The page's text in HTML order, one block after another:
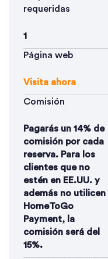
requeridas
1
Página web
Visita ahora
Comisión
Pagarás un 14% de
comisión por cada
reserva. Para los
clientes que no
estén en EE.UU. y
además no utilicen
HomeToGo
Payment, la
comisión será del
15%.